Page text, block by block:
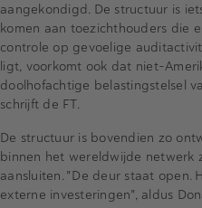
aangekondigd. De structuur is
komen aan toezichthouders die
controle op gevoelige
ligt, voorkomt ook dat niet-
doolhofachtige belastingstelsel
schrijft de FT.
De structuur is bovendien zo
binnen het wereldwijde netwerk
aansluiten. "De deur staat open.
externe investeringen", aldus